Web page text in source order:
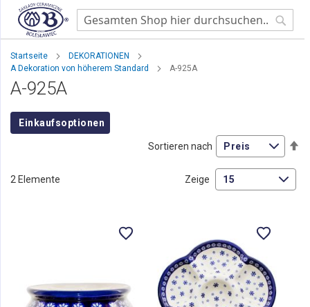
Startseite
DEKORATIONEN
A Dekoration von höherem Standard
A-925A
A-925A
Einkaufsoptionen
2 Elemente
Sortieren nach
Zeige